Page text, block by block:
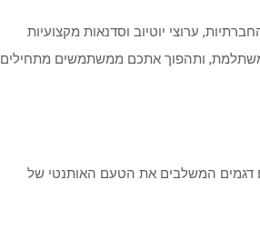
ערוצי יוטיוב וסדנאות מקצועיות
ותהפוך אתכם ממשתמשים מתחילים
דגמים המשלבים את הטעם האותנטי של